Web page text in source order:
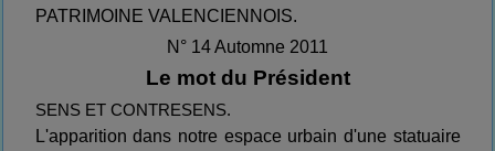
PATRIMOINE VALENCIENNOIS.
N° 14 Automne 2011
Le mot du Président
SENS ET CONTRESENS.
L'apparition dans notre espace urbain d'une statuaire